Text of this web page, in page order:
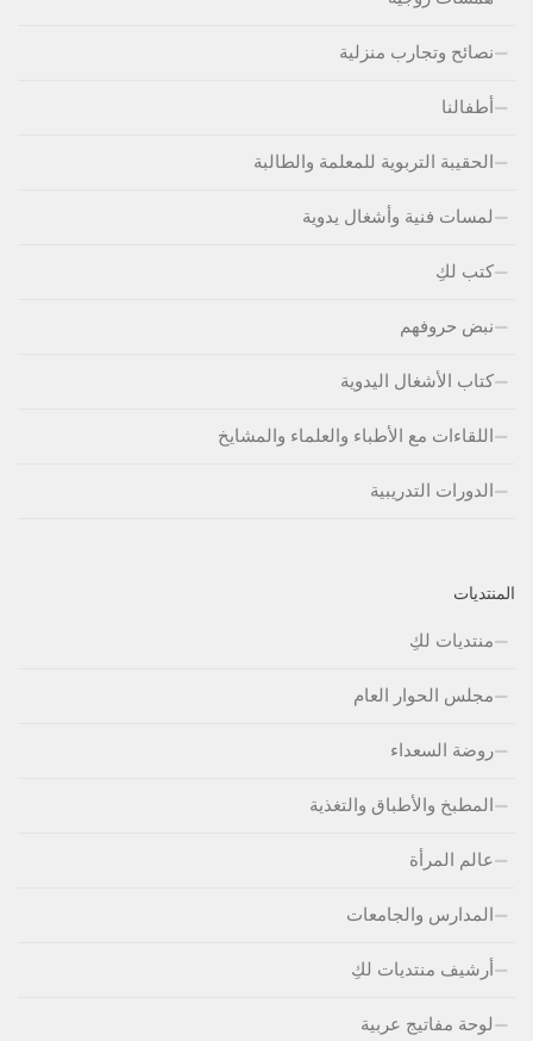
نصائح وتجارب منزلية
أطفالنا
الحقيبة التربوية للمعلمة والطالبة
لمسات فنية وأشغال يدوية
كتب لكِ
نبض حروفهم
كتاب الأشغال اليدوية
اللقاءات مع الأطباء والعلماء والمشايخ
الدورات التدريبية
المنتديات
منتديات لكِ
مجلس الحوار العام
روضة السعداء
المطبخ والأطباق والتغذية
عالم المرأة
المدارس والجامعات
أرشيف منتديات لكِ
لوحة مفاتيج عربية